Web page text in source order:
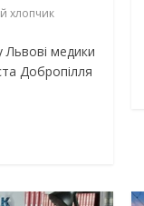
хлопчик
Львові медики
Добропілля